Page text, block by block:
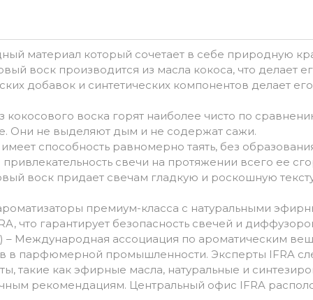
материал который сочетает в себе природную
воск производится из масла кокоса, что делает
добавок и синтетических компонентов делает
кокосового воска горят наиболее чисто по
Они не выделяют дым и не содержат сажи.
способность равномерно таять, без
свечи на протяжении всего ее
воск придает свечам гладкую и роскошную
премиум-класса с натуральными
что гарантирует безопасность свечей и
– Международная ассоциация по ароматическим
в парфюмерной промышленности. Эксперты IFRA
такие как эфирные масла, натуральные и
рекомендациям. Центральный офис IFRA